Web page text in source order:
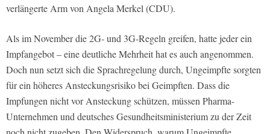
verlängerte Arm von Angela Merkel (CDU).
Als im November die 2G- und 3G-Regeln greifen, hatte jeder ein
Impfangebot – eine deutliche Mehrheit hat es auch angenommen.
Doch nun setzt sich die Sprachregelung durch, Ungeimpfte sorgten
für ein höheres Ansteckungsrisiko bei Geimpften. Dass die
Impfungen nicht vor Ansteckung schützen, müssen Pharma-
Unternehmen und deutsches Gesundheitsministerium zu der Zeit